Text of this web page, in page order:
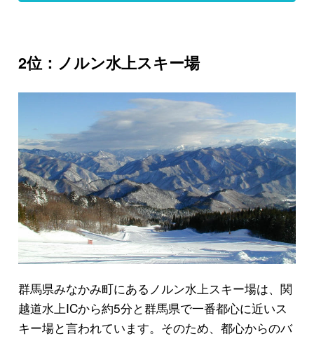
2位：ノルン水上スキー場
群馬県みなかみ町にあるノルン水上スキー場は、関
越道水上ICから約5分と群馬県で一番都心に近いス
キー場と言われています。そのため、都心からのバ